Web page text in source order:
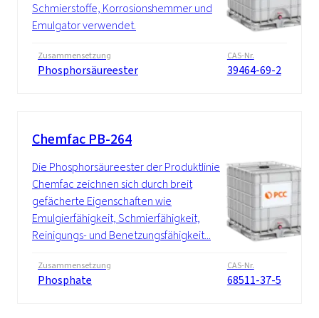
Schmierstoffe, Korrosionshemmer und
Emulgator verwendet.
Zusammensetzung
Phosphorsäureester
CAS-Nr.
39464-69-2
Chemfac PB-264
Die Phosphorsäureester der Produktlinie
Chemfac zeichnen sich durch breit
gefächerte Eigenschaften wie
Emulgierfähigkeit, Schmierfähigkeit,
Reinigungs- und Benetzungsfähigkeit...
Zusammensetzung
Phosphate
CAS-Nr.
68511-37-5